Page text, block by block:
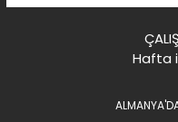
Hafta